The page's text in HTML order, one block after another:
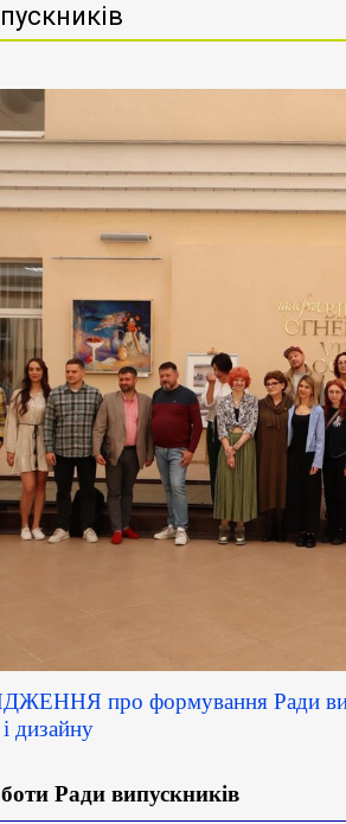
про формування Ради
дизайну
Ради випускників